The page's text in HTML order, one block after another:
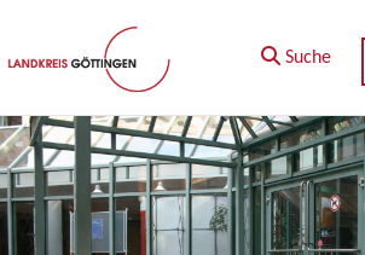
Zum Hauptinhalt springen
Suche